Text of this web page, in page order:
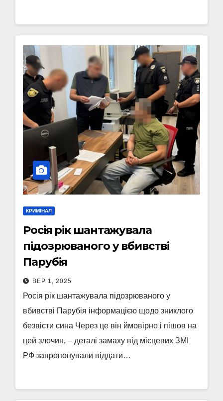
КРИМІНАЛ
Росія рік шантажувала
підозрюваного у вбивстві
Парубія
ВЕР 1, 2025
Росія рік шантажувала підозрюваного у
вбивстві Парубія інформацією щодо зниклого
безвісти сина Через це він ймовірно і пішов на
цей злочин, – деталі замаху від місцевих ЗМІ
РФ запропонували віддати…